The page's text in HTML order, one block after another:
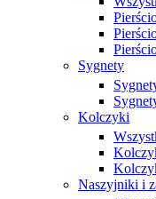
Sygnety
Kolczyki
Naszyjniki i